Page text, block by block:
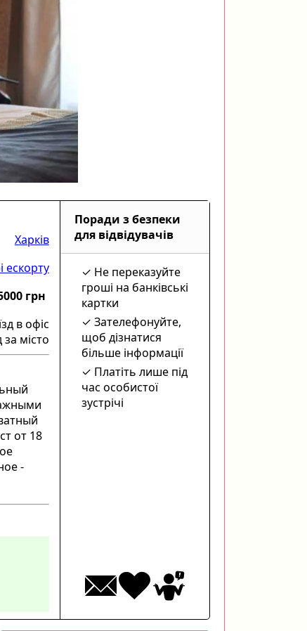
Харків
ескорту
грн
в офіс
за місто
от 18
-
Поради з безпеки
для відвідувачів
Не переказуйте
гроші на банківські
картки
Зателефонуйте,
щоб дізнатися
більше інформації
Платіть лише під
час особистої
зустрічі